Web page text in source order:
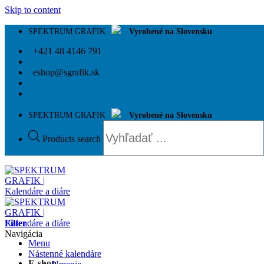
Skip to content
SPEKTRUM GRAFIK Vyrobené na Slovensku
+421 48 4146 791
eshop@sgrafik.sk
SPEKTRUM GRAFIK Vyrobené na Slovensku
Products search
Menu
Filter
Navigácia
Nástenné kalendáre